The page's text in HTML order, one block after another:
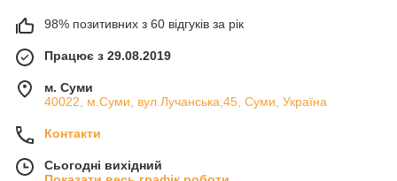
98% позитивних з 60 відгуків за рік
Працює з 29.08.2019
м. Суми
40022, м.Суми, вул.Лучанська,45, Суми, Україна
Контакти
Сьогодні вихідний